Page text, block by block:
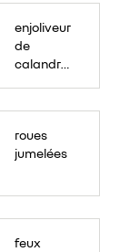
enjoliveur
de
calandre
roues
jumelées
feux